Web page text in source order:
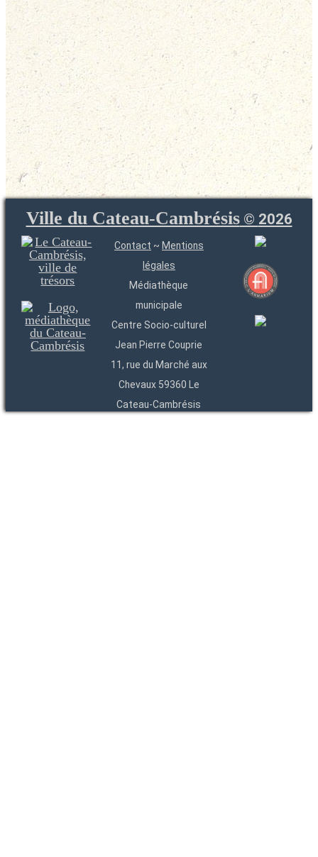
Ville du Cateau-Cambrésis© 2026
Contact ~ Mentions
légales
Médiathèque
municipale
Centre Socio-culturel
Jean Pierre Couprie
11, rue du Marché aux
Chevaux 59360 Le
Cateau-Cambrésis